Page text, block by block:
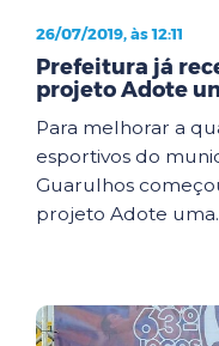
26/07/2019, às 12:11
Prefeitura já
projeto Adote
Para melhorar a
esportivos do
Guarulhos
projeto Adote